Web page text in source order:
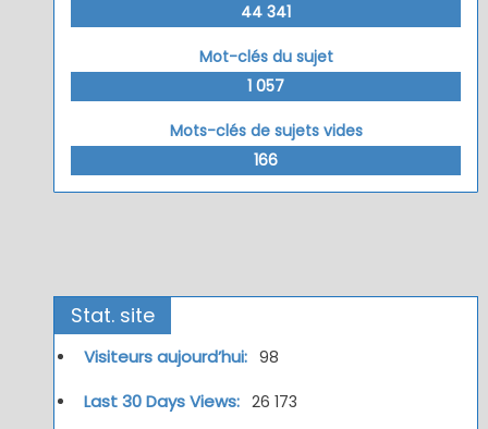
44 341
Mot-clés du sujet
1 057
Mots-clés de sujets vides
166
Stat. site
Visiteurs aujourd’hui: 98
Last 30 Days Views: 26 173